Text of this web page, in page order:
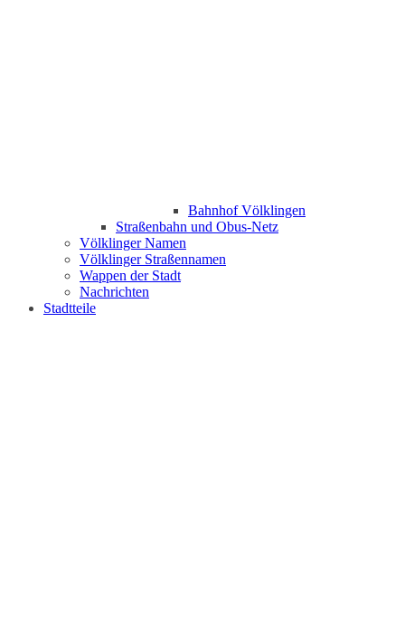
Bahnhof Völklingen
Straßenbahn und Obus-Netz
Völklinger Namen
Völklinger Straßennamen
Wappen der Stadt
Nachrichten
Stadtteile